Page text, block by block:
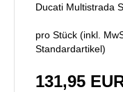
Ducati Multistrada
pro Stück (inkl.
Standardartikel)
131,95